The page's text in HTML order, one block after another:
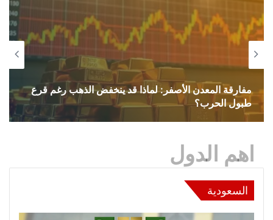
التكنولوجيا وراء الهواتف الذكية الحديثة
اهم الدول
السعودية